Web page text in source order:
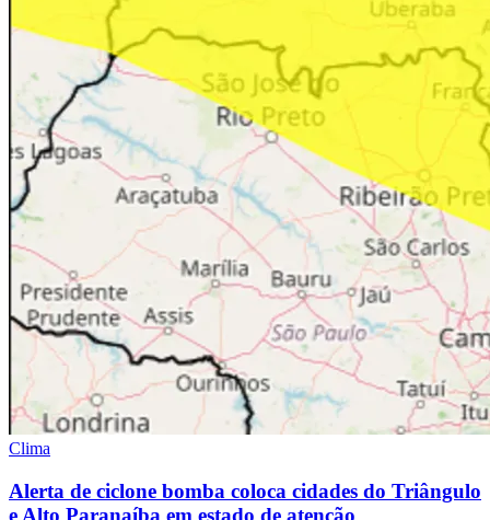
Clima
Alerta de ciclone bomba coloca cidades do Triângulo
e Alto Paranaíba em estado de atenção